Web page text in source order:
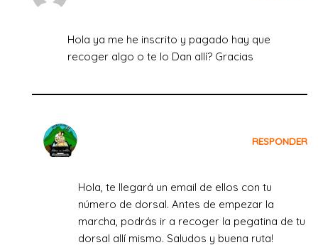
Hola ya me he inscrito y pagado hay que
recoger algo o te lo Dan allí? Gracias
RESPONDER
Hola, te llegará un email de ellos con tu
número de dorsal. Antes de empezar la
marcha, podrás ir a recoger la pegatina de tu
dorsal allí mismo. Saludos y buena ruta!